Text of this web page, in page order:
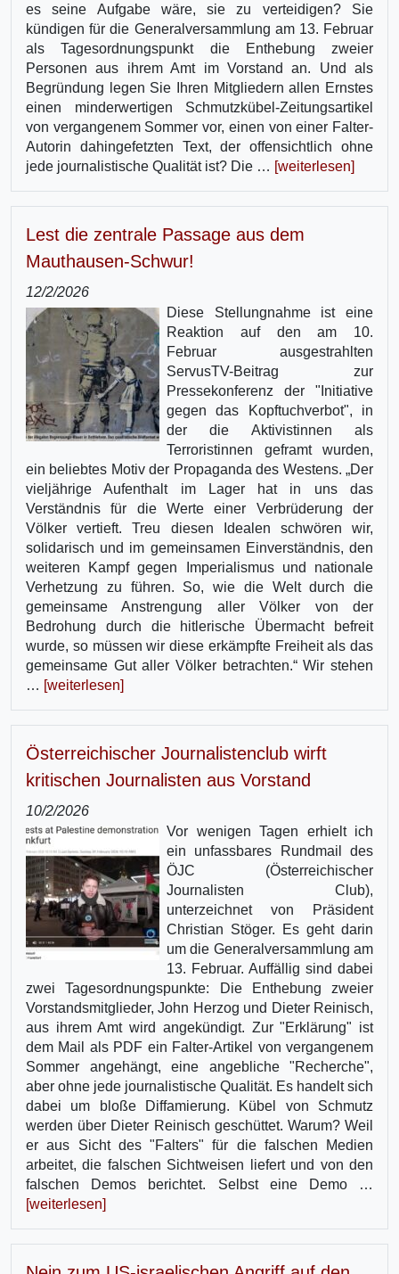
es seine Aufgabe wäre, sie zu verteidigen? Sie
kündigen für die Generalversammlung am 13. Februar
als Tagesordnungspunkt die Enthebung zweier
Personen aus ihrem Amt im Vorstand an. Und als
Begründung legen Sie Ihren Mitgliedern allen Ernstes
einen minderwertigen Schmutzkübel-Zeitungsartikel
von vergangenem Sommer vor, einen von einer Falter-
Autorin dahingefetzten Text, der offensichtlich ohne
jede journalistische Qualität ist? Die … [weiterlesen]
Lest die zentrale Passage aus dem
Mauthausen-Schwur!
12/2/2026
Diese Stellungnahme ist eine
Reaktion auf den am 10.
Februar ausgestrahlten
ServusTV-Beitrag zur
Pressekonferenz der "Initiative
gegen das Kopftuchverbot", in
der die Aktivistinnen als
Terroristinnen geframt wurden,
ein beliebtes Motiv der Propaganda des Westens. „Der
vieljährige Aufenthalt im Lager hat in uns das
Verständnis für die Werte einer Verbrüderung der
Völker vertieft. Treu diesen Idealen schwören wir,
solidarisch und im gemeinsamen Einverständnis, den
weiteren Kampf gegen Imperialismus und nationale
Verhetzung zu führen. So, wie die Welt durch die
gemeinsame Anstrengung aller Völker von der
Bedrohung durch die hitlerische Übermacht befreit
wurde, so müssen wir diese erkämpfte Freiheit als das
gemeinsame Gut aller Völker betrachten.“ Wir stehen
… [weiterlesen]
Österreichischer Journalistenclub wirft
kritischen Journalisten aus Vorstand
10/2/2026
Vor wenigen Tagen erhielt ich
ein unfassbares Rundmail des
ÖJC (Österreichischer
Journalisten Club),
unterzeichnet von Präsident
Christian Stöger. Es geht darin
um die Generalversammlung am
13. Februar. Auffällig sind dabei
zwei Tagesordnungspunkte: Die Enthebung zweier
Vorstandsmitglieder, John Herzog und Dieter Reinisch,
aus ihrem Amt wird angekündigt. Zur "Erklärung" ist
dem Mail als PDF ein Falter-Artikel von vergangenem
Sommer angehängt, eine angebliche "Recherche",
aber ohne jede journalistische Qualität. Es handelt sich
dabei um bloße Diffamierung. Kübel von Schmutz
werden über Dieter Reinisch geschüttet. Warum? Weil
er aus Sicht des "Falters" für die falschen Medien
arbeitet, die falschen Sichtweisen liefert und von den
falschen Demos berichtet. Selbst eine Demo …
[weiterlesen]